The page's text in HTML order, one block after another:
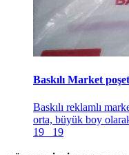
Baskılı Market
Baskılı reklamlı
orta, büyük boy
19
19